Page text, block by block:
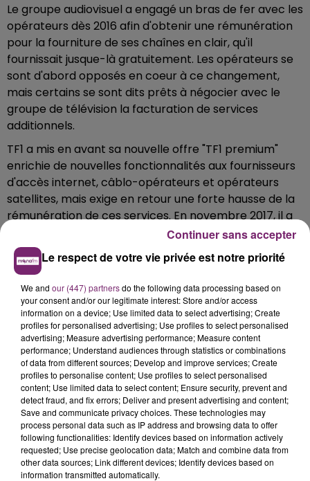
Le groupe audiovisuel a engagé un bras de fer avec les
opérateurs dès 2016 afin d'obtenir une rémunération
pour la fourniture de ses chaînes en clair, qu'il
fournissait jusque-là gratuitement. Les opérateurs se
sont d'abord opposés en coeur à ce changement,
mais certains se sont dits prêts à négocier avec le
groupe de télévision la facturation de services
additionnels.
TF1 a mis en avant sa nouvelle offre "TF1 premium"
enrichie de nouvelles fonctionnalités aux fournisseurs
d'accès internet, câblo-opérateurs et opérateurs
satellites, mais exige en retour une forte hausse de la
rémunération de ces services. En novembre 2017, il a
signé un premier accord avec l'opérateur Altice-SFR.
Fin janvier, il a passé un accord comparable avec
Bouygues Telecom, les deux entreprises appartenant
au groupe Bouygues. Avec Iliad, maison mère de Free,
TF1 dispose d'un délai un peu plus long pour négocier.
Le respect de votre vie privée est notre priorité
We and our (447) partnersdo the following data processing based on
your consent and/or our legitimate interest: Store and/or access
information on a device; Use limited data to select advertising; Create
profiles for personalised advertising; Use profiles to select personalised
advertising; Measure advertising performance; Measure content
performance; Understand audiences through statistics or combinations
of data from different sources; Develop and improve services; Create
profiles to personalise content; Use profiles to select personalised
content; Use limited data to select content; Ensure security, prevent and
detect fraud, and fix errors; Deliver and present advertising and content;
Save and communicate privacy choices. These technologies may
process personal data such as IP address and browsing data to offer
following functionalities: Identify devices based on information actively
requested; Use precise geolocation data; Match and combine data from
other data sources; Link different devices; Identify devices based on
information transmitted automatically.
Continuer sans accepter